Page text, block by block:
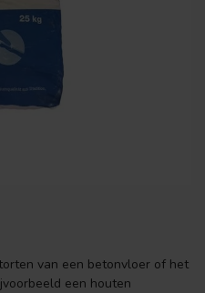
van een betonvloer of het
een houten